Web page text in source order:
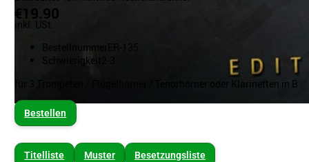
€19.90
inkl. USt.
Bestellnummer
Schwierigkeit
für 3 Trompeten / Flügelhörner / Tenorhörner oder Klarinetten in B
Bestellen
Titelliste Muster Besetzungsliste